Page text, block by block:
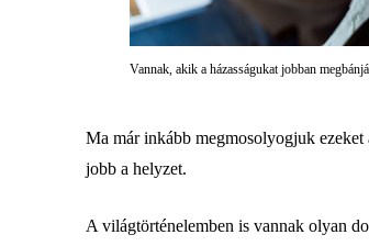
Vannak, akik a házasságukat jobban
Ma már inkább megmosolyogjuk ezeket
jobb a helyzet.
A világtörténelemben is vannak olyan